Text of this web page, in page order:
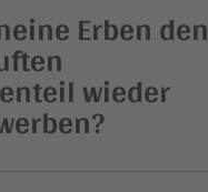
Erben den
wieder